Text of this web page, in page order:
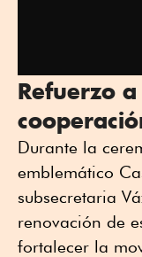
Refuerzo
Durante la
emblemático
subsecretaria
renovación de
fortalecer la